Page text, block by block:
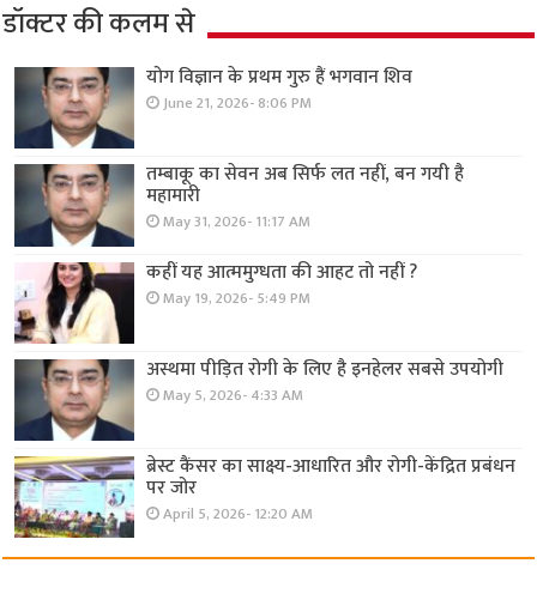
डॉक्टर की कलम से
योग विज्ञान के प्रथम गुरु हैं भगवान शिव
June 21, 2026- 8:06 PM
तम्बाकू का सेवन अब सिर्फ लत नहीं, बन गयी है
महामारी
May 31, 2026- 11:17 AM
कहीं यह आत्ममुग्धता की आहट तो नहीं ?
May 19, 2026- 5:49 PM
अस्थमा पीड़ित रोगी के लिए है इनहेलर सबसे उपयोगी
May 5, 2026- 4:33 AM
ब्रेस्ट कैंसर का साक्ष्य-आधारित और रोगी-केंद्रित प्रबंधन
पर जोर
April 5, 2026- 12:20 AM